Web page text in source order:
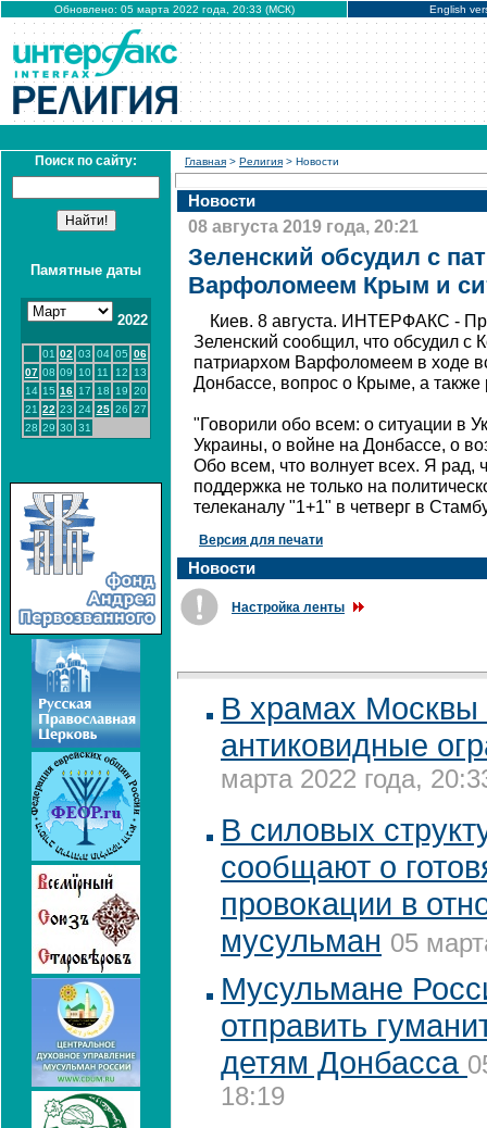
Обновлено: 05 марта 2022 года, 20:33 (МСК) English
Поиск по сайту:
Памятные даты
2022
01 02 03 04 05 06
07 08 09 10 11 12
13
14 15 16 17 18 19 20
21 22 23 24 25 26 27
28 29 30 31
Главная > Религия > Новости
Новости
08 августа 2019 года, 20:21
Зеленский обсудил с
Варфоломеем Крым и
Киев. 8 августа. ИНТЕРФАКС -
Зеленский сообщил, что обсудил с
патриархом Варфоломеем в ходе
Донбассе, вопрос о Крыме, а также
"Говорили обо всем: о ситуации в
Украины, о войне на Донбассе, о
Обо всем, что волнует всех. Я рад,
поддержка не только на
телеканалу "1+1" в четверг в
Версия для печати
Новости
Настройка ленты
В храмах Москвы
антиковидные
марта 2022 года,
В силовых
сообщают о
провокации в
мусульман 05
Мусульмане
отправить
детям Донбасса
18:19